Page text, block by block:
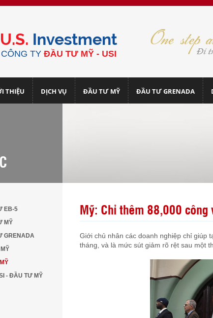
U.S. Investment
CÔNG TY ĐẦU TƯ MỸ - USI
THIỆU DỊCH VỤ ĐẦU TƯ MỸ ĐẦU TƯ GRENADA
Mỹ: Chỉ thêm 88,000 công
Giới chủ nhân các doanh nghiệp chỉ giúp
tháng, và là mức sút giảm rõ rệt sau một
EB-5
MỸ
GRENADA
- ĐẦU TƯ MỸ